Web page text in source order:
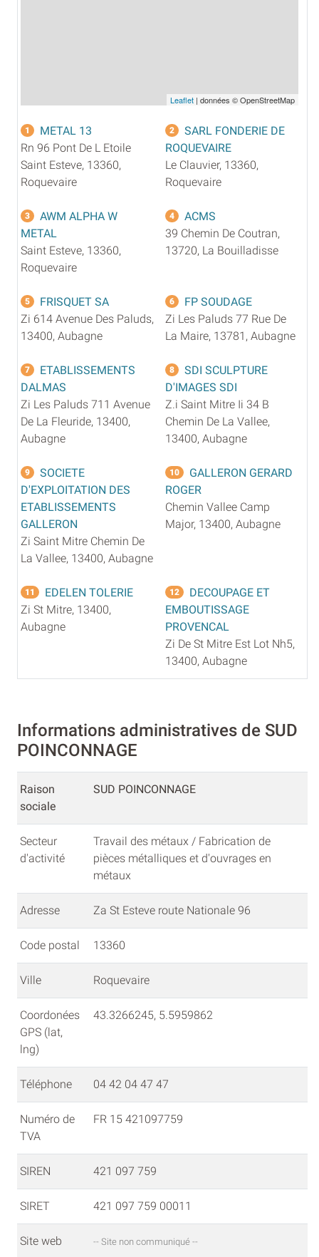
Leaflet | données © OpenStreetMap
1
METAL 13
Rn 96 Pont De L Etoile
Saint Esteve, 13360,
Roquevaire
2
SARL FONDERIE DE
ROQUEVAIRE
Le Clauvier, 13360,
Roquevaire
3
AWM ALPHA W
METAL
Saint Esteve, 13360,
Roquevaire
4
ACMS
39 Chemin De Coutran,
13720, La Bouilladisse
5
FRISQUET SA
Zi 614 Avenue Des Paluds,
13400, Aubagne
6
FP SOUDAGE
Zi Les Paluds 77 Rue De
La Maire, 13781, Aubagne
7
ETABLISSEMENTS
DALMAS
Zi Les Paluds 711 Avenue
De La Fleuride, 13400,
Aubagne
8
SDI SCULPTURE
D'IMAGES SDI
Z.i Saint Mitre Ii 34 B
Chemin De La Vallee,
13400, Aubagne
9
SOCIETE
D'EXPLOITATION DES
ETABLISSEMENTS
GALLERON
Zi Saint Mitre Chemin De
La Vallee, 13400, Aubagne
10
GALLERON GERARD
ROGER
Chemin Vallee Camp
Major, 13400, Aubagne
11
EDELEN TOLERIE
Zi St Mitre, 13400,
Aubagne
12
DECOUPAGE ET
EMBOUTISSAGE
PROVENCAL
Zi De St Mitre Est Lot Nh5,
13400, Aubagne
Informations administratives de SUD
POINCONNAGE
Raison
sociale
SUD POINCONNAGE
Secteur
d'activité
Travail des métaux / Fabrication de
pièces métalliques et d'ouvrages en
métaux
Adresse Za St Esteve route Nationale 96
Code postal 13360
Ville Roquevaire
Coordonées
GPS (lat,
lng)
43.3266245, 5.5959862
Téléphone 04 42 04 47 47
Numéro de
TVA
FR 15 421097759
SIREN 421 097 759
SIRET 421 097 759 00011
Site web -- Site non communiqué --